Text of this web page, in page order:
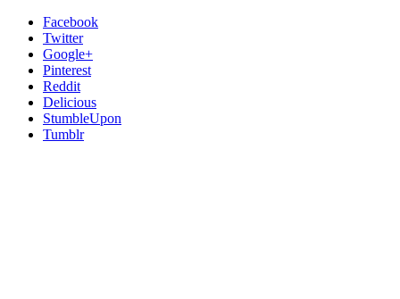
Facebook
Twitter
Google+
Pinterest
Reddit
Delicious
StumbleUpon
Tumblr